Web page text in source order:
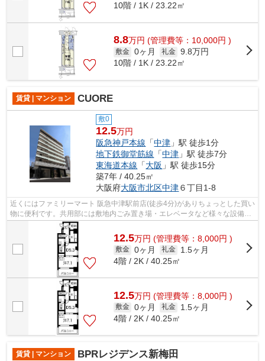
10階 / 1K / 23.22㎡
8.8万円 (管理費等：10,000円 )
敷金 0ヶ月 礼金 9.8万円
10階 / 1K / 23.22㎡
賃貸 | マンション CUORE
敷0
12.5万円
阪急神戸本線 「中津 」駅 徒歩1分
地下鉄御堂筋線 「中津 」駅 徒歩7分
東海道本線 「大阪 」駅 徒歩15分
築7年 / 40.25㎡
大阪府大阪市北区中津６丁目1-8
近くにはファミリーマート 阪急中津駅前店(徒歩4分)がありちょっとした買い
物に便利です。共用部には敷地内ごみ置き場・エレベータなど様々な設備や
サービスが揃っているので便利です...
12.5万円 (管理費等：8,000円 )
敷金 0ヶ月 礼金
1.5ヶ月
4階 / 2K / 40.25㎡
12.5万円 (管理費等：8,000円 )
敷金 0ヶ月 礼金
1.5ヶ月
4階 / 2K / 40.25㎡
賃貸 | マンション BPRレジデンス新梅田